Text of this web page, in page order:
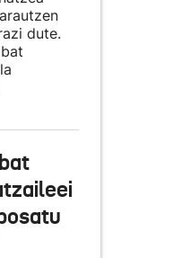
dute.